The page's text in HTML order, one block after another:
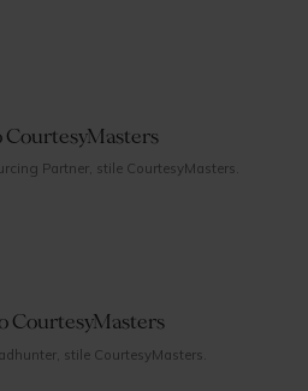
CourtesyMasters
Partner, stile CourtesyMasters.
CourtesyMasters
stile CourtesyMasters.